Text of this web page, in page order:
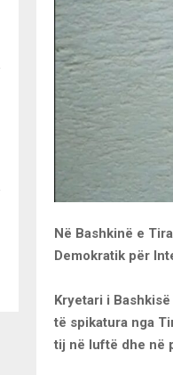
Në Bashkinë e
Demokratik për
Kryetari i
të spikatura nga
tij në luftë dhe në